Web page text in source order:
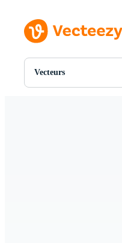
Vecteurs
Toutes Images